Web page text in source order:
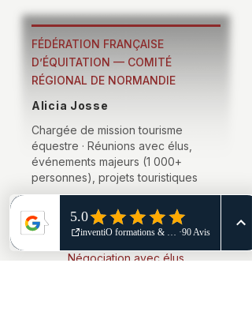
FÉDÉRATION FRANÇAISE
D’ÉQUITATION — COMITÉ
RÉGIONAL DE NORMANDIE
Alicia Josse
Chargée de mission tourisme
équestre · Réunions avec élus,
événements majeurs (1 000+
personnes), projets touristiques
Grands événements 1 000+ pers.
Négociation avec élus